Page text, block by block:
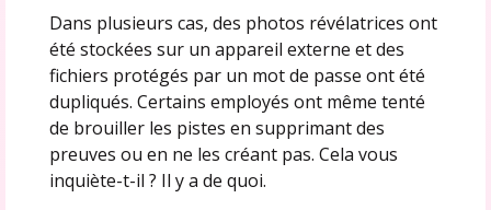
Dans plusieurs cas, des photos révélatrices ont
été stockées sur un appareil externe et des
fichiers protégés par un mot de passe ont été
dupliqués. Certains employés ont même tenté
de brouiller les pistes en supprimant des
preuves ou en ne les créant pas. Cela vous
inquiète-t-il ? Il y a de quoi.